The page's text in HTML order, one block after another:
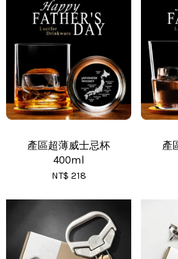
新竹物流 - 運費 80 元
黑貓(包裹90cm以下) - 運費 170
• 黑貓(包裹91~120cm) - 運費 210
•黑貓(包裹121~150cm以下) - 運
產區超薄威士忌杯
400ml
NT$ 218
產